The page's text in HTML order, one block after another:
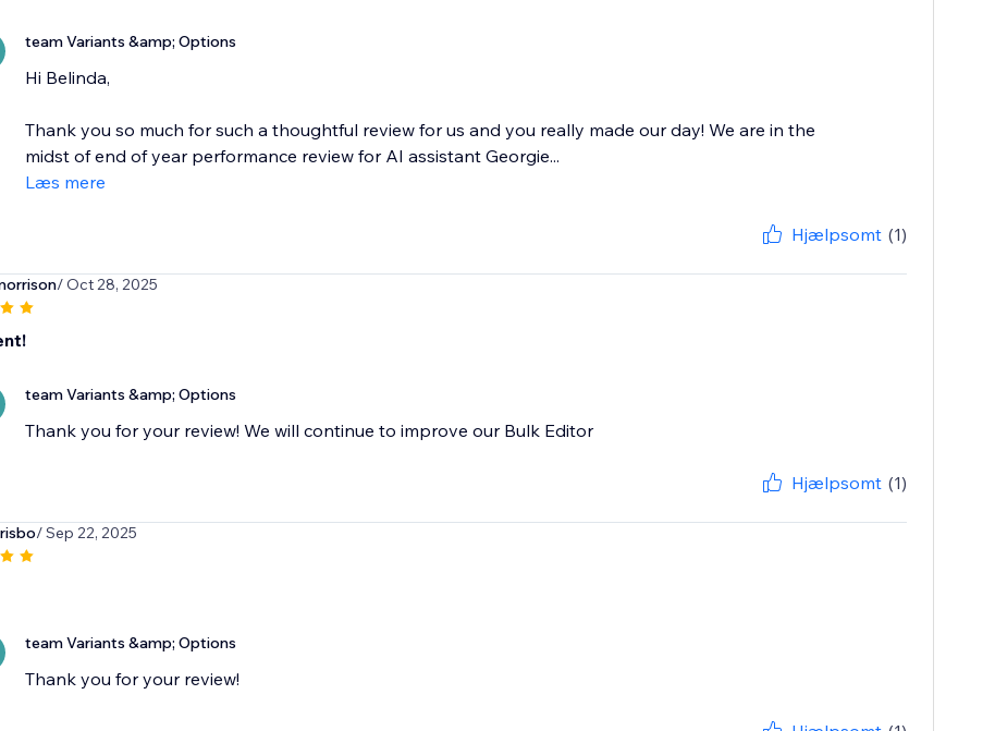
team Variants &amp; Options
Hi Belinda,
Thank you so much for such a thoughtful review for us and you really made our day! We are in the
midst of end of year performance review for AI assistant Georgie...
Læs mere
Hjælpsomt (1)
/ Oct 28, 2025
team Variants &amp; Options
Thank you for your review! We will continue to improve our Bulk Editor
Hjælpsomt (1)
/ Sep 22, 2025
team Variants &amp; Options
Thank you for your review!